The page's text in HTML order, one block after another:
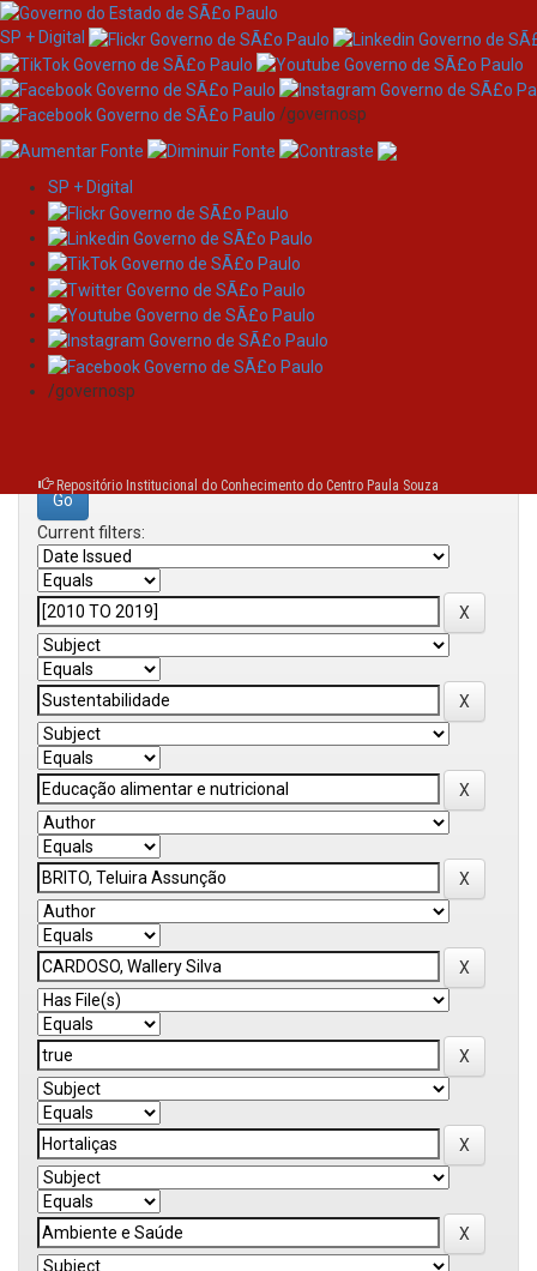
Skip
navigation
SP + Digital
/governosp
SP + Digital
/governosp
Repositório Institucional do Conhecimento do Centro Paula Souza
Search
Search:
Current filters: